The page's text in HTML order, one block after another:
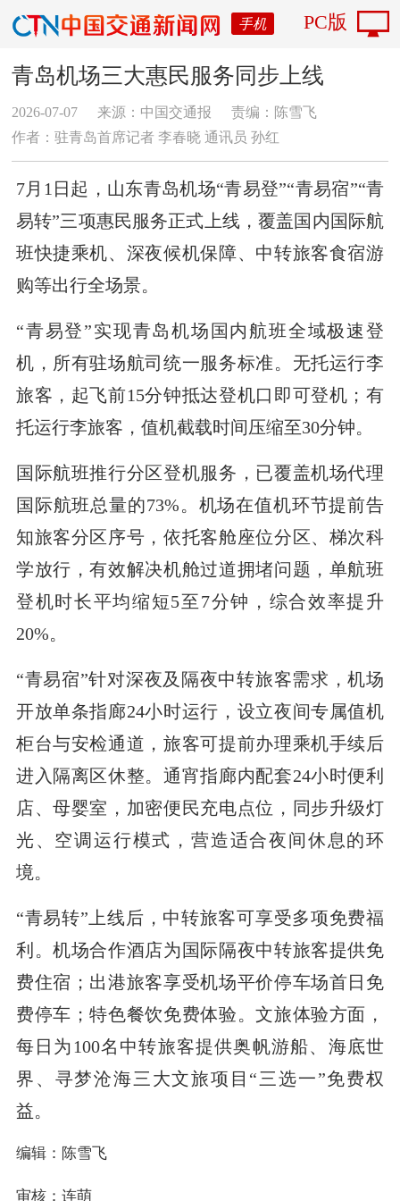
手机 PC版
青岛机场三大惠民服务同步上线
2026-07-07 来源：中国交通报
责编：陈雪飞
作者：驻青岛首席记者 李春晓 通讯员 孙红
7月1日起，山东青岛机场“青易登”“青易宿”“青
易转”三项惠民服务正式上线，覆盖国内国际航
班快捷乘机、深夜候机保障、中转旅客食宿游
购等出行全场景。
“青易登”实现青岛机场国内航班全域极速登
机，所有驻场航司统一服务标准。无托运行李
旅客，起飞前15分钟抵达登机口即可登机；有
托运行李旅客，值机截载时间压缩至30分钟。
国际航班推行分区登机服务，已覆盖机场代理
国际航班总量的73%。机场在值机环节提前告
知旅客分区序号，依托客舱座位分区、梯次科
学放行，有效解决机舱过道拥堵问题，单航班
登机时长平均缩短5至7分钟，综合效率提升
20%。
“青易宿”针对深夜及隔夜中转旅客需求，机场
开放单条指廊24小时运行，设立夜间专属值机
柜台与安检通道，旅客可提前办理乘机手续后
进入隔离区休整。通宵指廊内配套24小时便利
店、母婴室，加密便民充电点位，同步升级灯
光、空调运行模式，营造适合夜间休息的环
境。
“青易转”上线后，中转旅客可享受多项免费福
利。机场合作酒店为国际隔夜中转旅客提供免
费住宿；出港旅客享受机场平价停车场首日免
费停车；特色餐饮免费体验。文旅体验方面，
每日为100名中转旅客提供奥帆游船、海底世
界、寻梦沧海三大文旅项目“三选一”免费权
益。
编辑：陈雪飞
审核：连萌